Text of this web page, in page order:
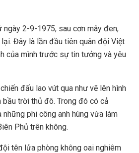
2-9-1975, sau cơn mây đen,
Đây là lần đầu tiên quân đội Việt
của mình trước sự tin tưởng và yêu
đấu lao vút qua như vẽ lên hình
trời thủ đô. Trong đó có cả
phi công anh hùng vừa làm
Phủ trên không.
tên lửa phòng không oai nghiêm